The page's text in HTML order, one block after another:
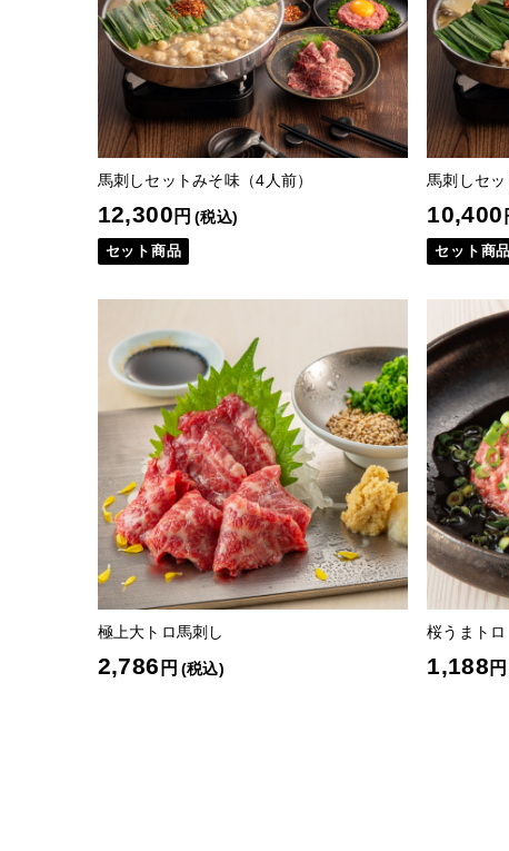
馬刺しセットみそ味（4人前）
12,300 円 (税込)
セット商品
馬刺しセッ
10,400
セット商品
極上大トロ馬刺し
2,786 円 (税込)
桜うまトロ
1,188 円